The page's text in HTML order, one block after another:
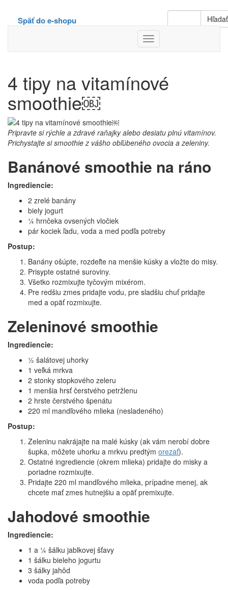
Hľadať
Späť do e-shopu
Toggle
Navigation
4 tipy na vitamínové
smoothie￼
Pripravte si rýchle a zdravé raňajky alebo desiatu plnú vitamínov.
Prichystajte si smoothie z vášho obľúbeného ovocia a zeleniny.
Banánové smoothie na ráno
Ingrediencie:
2 zrelé banány
biely jogurt
¼ hrnčeka ovsených vločiek
pár kociek ľadu, voda a med podľa potreby
Postup:
Banány ošúpte, rozdeľte na menšie kúsky a vložte do misy.
Prisypte ostatné suroviny.
Všetko rozmixujte tyčovým mixérom.
Pre redšiu zmes pridajte vodu, pre sladšiu chuť pridajte
med a opäť rozmixujte.
Zeleninové smoothie
Ingrediencie:
½ šalátovej uhorky
1 veľká mrkva
2 stonky stopkového zeleru
1 menšia hrsť čerstvého petržlenu
2 hrste čerstvého špenátu
220 ml mandľového mlieka (nesladeného)
Postup:
Zeleninu nakrájajte na malé kúsky (ak vám nerobí dobre
šupka, môžete uhorku a mrkvu predtým orezať).
Ostatné ingrediencie (okrem mlieka) pridajte do misky a
poriadne rozmixujte.
Pridajte 220 ml mandľového mlieka, prípadne menej, ak
chcete mať zmes hutnejšiu a opäť premixujte.
Jahodové smoothie
Ingrediencie:
1 a ¼ šálku jablkovej šťavy
1 šálku bieleho jogurtu
3 šálky jahôd
voda podľa potreby